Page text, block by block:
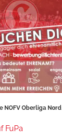
NOFV Oberliga Nord
FuPa